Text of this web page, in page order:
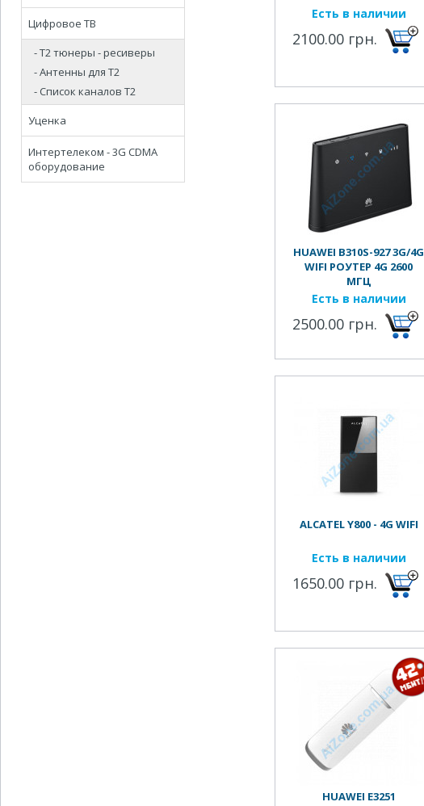
Цифровое ТВ
- Т2 тюнеры - ресиверы
- Антенны для Т2
- Список каналов Т2
Уценка
Интертелеком - 3G CDMA
оборудование
Есть в наличии
2100.00 грн.
HUAWEI B310S-927 3G/4G
WIFI РОУТЕР 4G 2600
МГЦ
Есть в наличии
2500.00 грн.
ALCATEL Y800 - 4G WIFI
Есть в наличии
1650.00 грн.
HUAWEI E3251